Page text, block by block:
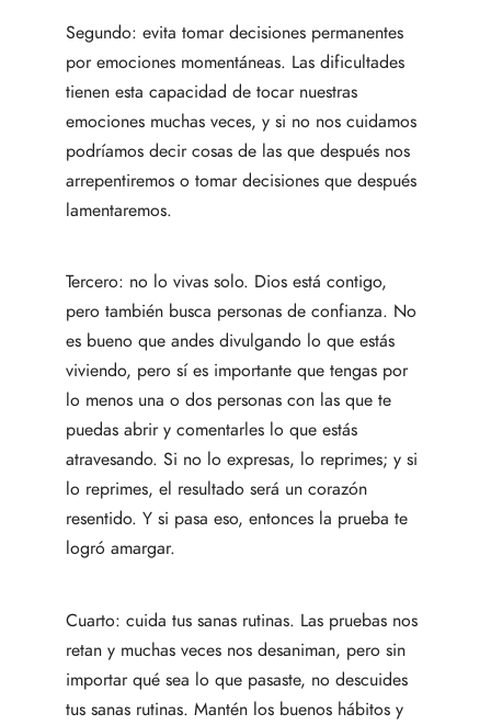
Segundo: evita tomar decisiones permanentes
por emociones momentáneas. Las dificultades
tienen esta capacidad de tocar nuestras
emociones muchas veces, y si no nos cuidamos
podríamos decir cosas de las que después nos
arrepentiremos o tomar decisiones que después
lamentaremos.
Tercero: no lo vivas solo. Dios está contigo,
pero también busca personas de confianza. No
es bueno que andes divulgando lo que estás
viviendo, pero sí es importante que tengas por
lo menos una o dos personas con las que te
puedas abrir y comentarles lo que estás
atravesando. Si no lo expresas, lo reprimes; y si
lo reprimes, el resultado será un corazón
resentido. Y si pasa eso, entonces la prueba te
logró amargar.
Cuarto: cuida tus sanas rutinas. Las pruebas nos
retan y muchas veces nos desaniman, pero sin
importar qué sea lo que pasaste, no descuides
tus sanas rutinas. Mantén los buenos hábitos y